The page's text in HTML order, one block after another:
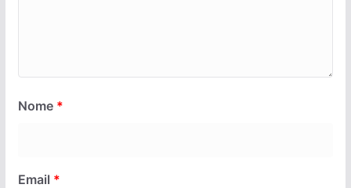
Nome *
Email *